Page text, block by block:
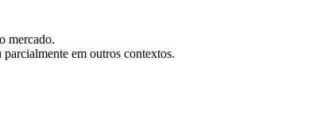
mercado.
em outros contextos.